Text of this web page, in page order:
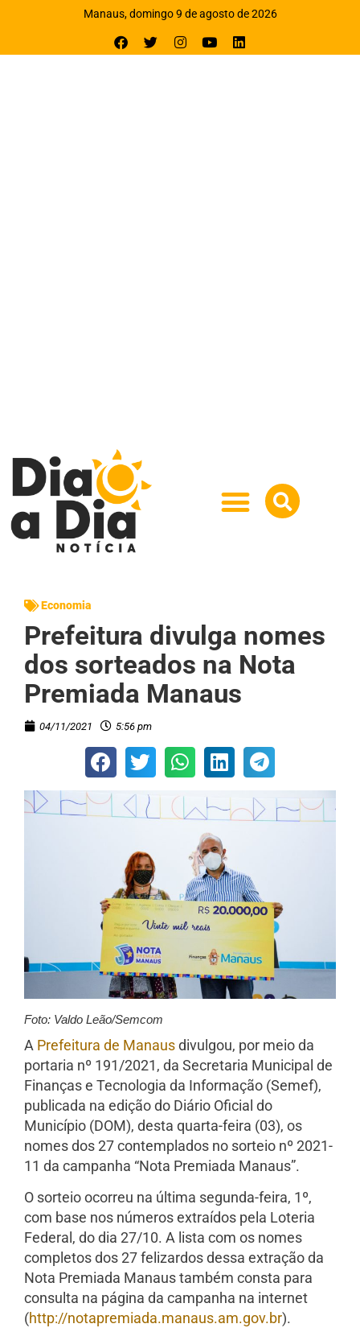
Manaus, domingo 9 de agosto de 2026
Economia
Prefeitura divulga nomes
dos sorteados na Nota
Premiada Manaus
04/11/2021 5:56 pm
Foto: Valdo Leão/Semcom
A Prefeitura de Manausdivulgou, por meio da
portaria nº 191/2021, da Secretaria Municipal de
Finanças e Tecnologia da Informação (Semef),
publicada na edição do Diário Oficial do
Município (DOM), desta quarta-feira (03), os
nomes dos 27 contemplados no sorteio nº 2021-
11 da campanha “Nota Premiada Manaus”.
O sorteio ocorreu na última segunda-feira, 1º,
com base nos números extraídos pela Loteria
Federal, do dia 27/10. A lista com os nomes
completos dos 27 felizardos dessa extração da
Nota Premiada Manaus também consta para
consulta na página da campanha na internet
(http://notapremiada.manaus.am.gov.br).